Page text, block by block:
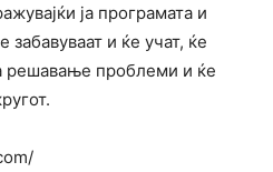
ја програмата и
забавуваат и ќе учат, ќе
решавање проблеми и ќе